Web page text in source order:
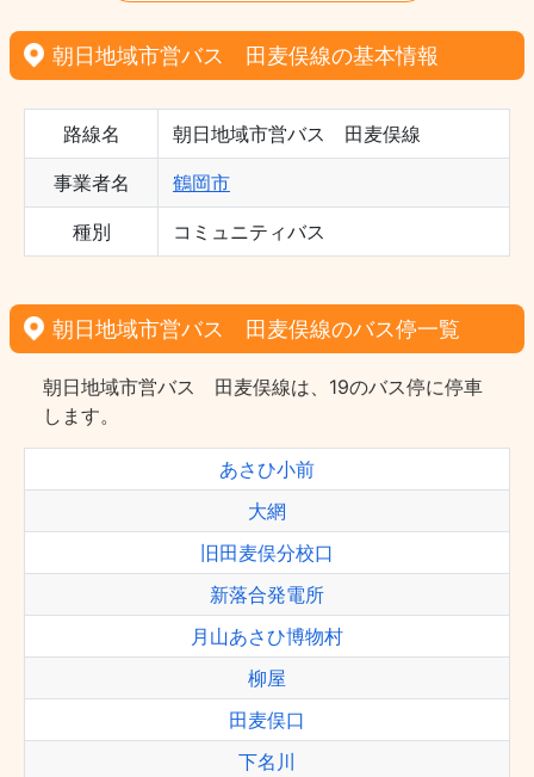
朝日地域市営バス 田麦俣線の基本情報
路線名 朝日地域市営バス 田麦俣線
事業者名 鶴岡市
種別 コミュニティバス
朝日地域市営バス 田麦俣線のバス停一覧
朝日地域市営バス 田麦俣線は、19のバス停に停車
します。
あさひ小前
大網
旧田麦俣分校口
新落合発電所
月山あさひ博物村
柳屋
田麦俣口
下名川